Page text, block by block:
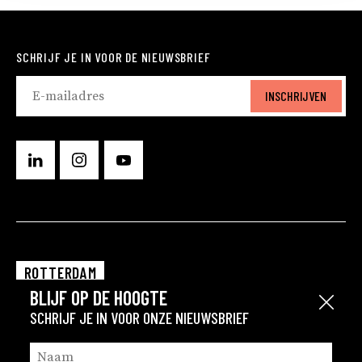
Sluit
BLIJF OP DE HOOGTE
SCHRIJF JE IN VOOR ONZE NIEUWSBRIEF
SCHRIJF JE IN VOOR DE NIEUWSBRIEF
INSCHRIJVEN
ROTTERDAM
EINDHOVEN
GRONINGEN